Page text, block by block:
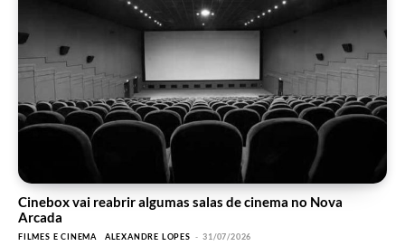
Cinebox vai reabrir algumas salas de cinema no Nova
Arcada
FILMES E CINEMA ALEXANDRE LOPES - 31/07/2026